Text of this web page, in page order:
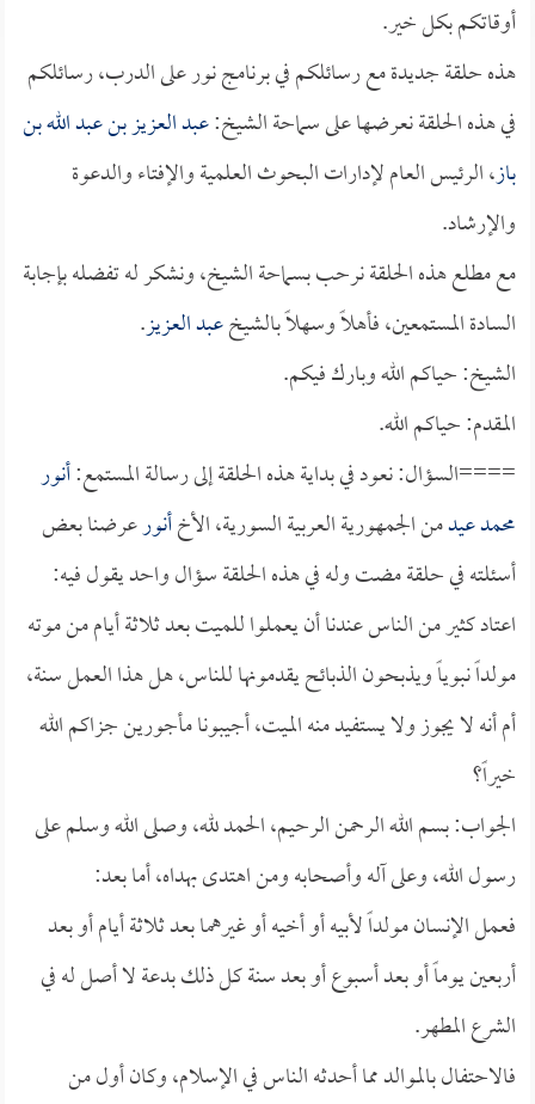
أوقاتكم بكل خير.
هذه حلقة جديدة مع رسائلكم في برنامج نور على الدرب، رسائلكم
في هذه الحلقة نعرضها على سماحة الشيخ:عبد العزيز بن عبد الله بن
باز، الرئيس العام لإدارات البحوث العلمية والإفتاء والدعوة
والإرشاد.
مع مطلع هذه الحلقة نرحب بسماحة الشيخ، ونشكر له تفضله بإجابة
السادة المستمعين، فأهلاً وسهلاً بالشيخعبد العزيز.
الشيخ: حياكم الله وبارك فيكم.
المقدم: حياكم الله.
====السؤال: نعود في بداية هذه الحلقة إلى رسالة المستمع:أنور
محمد عيدمن الجمهورية العربية السورية، الأخأنورعرضنا بعض
أسئلته في حلقة مضت وله في هذه الحلقة سؤال واحد يقول فيه:
اعتاد كثير من الناس عندنا أن يعملوا للميت بعد ثلاثة أيام من موته
مولداً نبوياً ويذبحون الذبائح يقدمونها للناس، هل هذا العمل سنة،
أم أنه لا يجوز ولا يستفيد منه الميت، أجيبونا مأجورين جزاكم الله
خيراً؟
الجواب: بسم الله الرحمن الرحيم، الحمد لله، وصلى الله وسلم على
رسول الله، وعلى آله وأصحابه ومن اهتدى بهداه، أما بعد:
فعمل الإنسان مولداً لأبيه أو أخيه أو غيرهما بعد ثلاثة أيام أو بعد
أربعين يوماً أو بعد أسبوع أو بعد سنة كل ذلك بدعة لا أصل له في
الشرع المطهر.
فالاحتفال بالموالد مما أحدثه الناس في الإسلام، وكان أول من